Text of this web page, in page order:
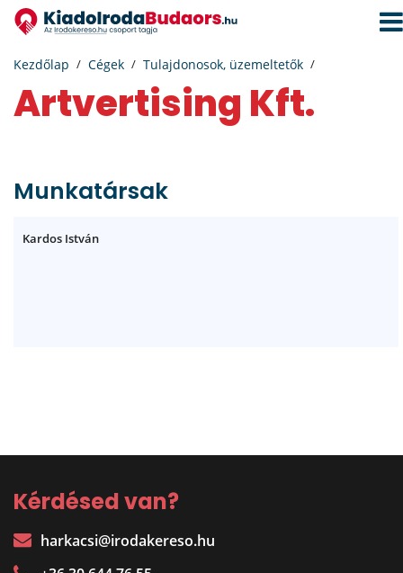
Kezdőlap Cégek Tulajdonosok, üzemeltetők
Artvertising Kft.
Munkatársak
Kardos István
Kérdésed van?
harkacsi@irodakereso.hu